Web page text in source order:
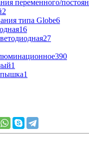
переменного/
2
типа Globe6
16
27
390
1
1